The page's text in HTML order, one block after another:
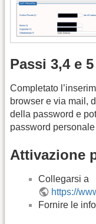
Passi 3,4 e 5
Completato
browser e via mail,
della password e
password personale
Attivazione
Collegarsi a
https://
Fornire le